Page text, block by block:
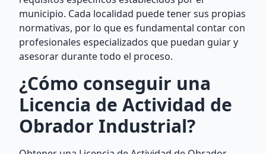
municipio. Cada localidad puede tener sus propias
normativas, por lo que es fundamental contar con
profesionales especializados que puedan guiar y
asesorar durante todo el proceso.
¿Cómo conseguir una
Licencia de Actividad de
Obrador Industrial?